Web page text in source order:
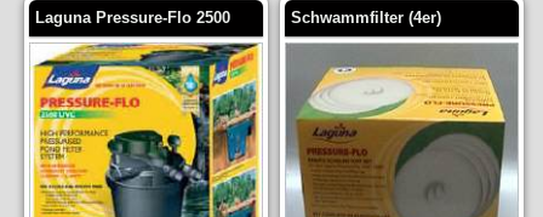
Laguna Pressure-Flo 2500 Schwammfilter (4er)